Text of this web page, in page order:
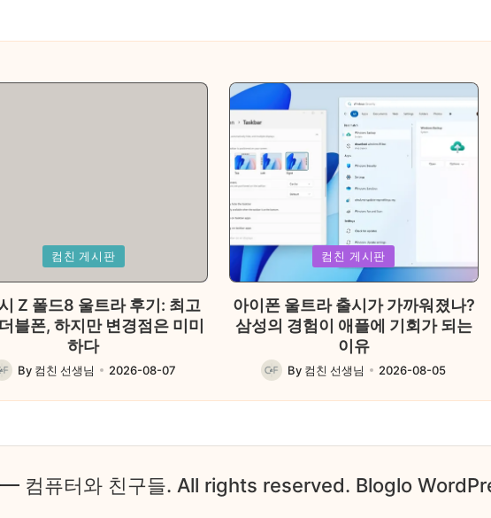
컴친 게시판
Z 폴드8 울트라 후기: 최고
블폰, 하지만 변경점은 미미
하다
By 컴친 선생님 2026-08-07
Posted
컴친 게시판
아이폰 울트라 출시가 가까워졌나?
삼성의 경험이 애플에 기회가 되는
이유
Posted
by
By 컴친 선생님 2026-08-05
컴퓨터와 친구들. All rights reserved. Bloglo